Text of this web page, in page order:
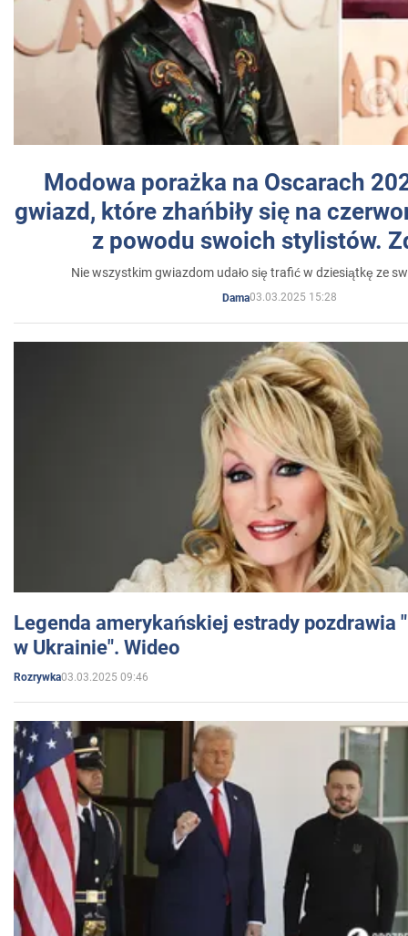
Modowa porażka na Oscarach
gwiazd, które zhańbiły się na
z powodu swoich stylistów.
Nie wszystkim gwiazdom udało się trafić w dziesiątkę ze
Dama03.03.2025 15:28
Legenda amerykańskiej estrady pozdrawia
w Ukrainie". Wideo
Rozrywka03.03.2025 09:46